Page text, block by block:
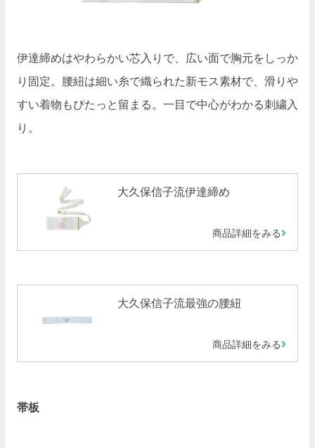
伊達締めはやわらかい芯入りで、広い面で胸元をしっか
り固定。腰紐は細い糸で織られた新モス素材で、滑りや
すい着物もぴたっと留まる。一目で中心がわかる刺繍入
り。
大久保信子流伊達締め
商品詳細をみる
大久保信子流最強の腰紐
商品詳細をみる
帯板